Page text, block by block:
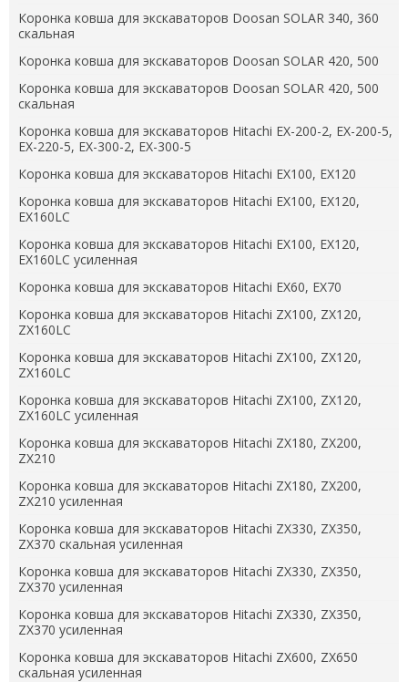
Коронка ковша для экскаваторов Doosan SOLAR 340, 360
скальная
Коронка ковша для экскаваторов Doosan SOLAR 420, 500
Коронка ковша для экскаваторов Doosan SOLAR 420, 500
скальная
Коронка ковша для экскаваторов Hitachi EX-200-2, EX-200-5,
EX-220-5, EX-300-2, EX-300-5
Коронка ковша для экскаваторов Hitachi EX100, EX120
Коронка ковша для экскаваторов Hitachi EX100, EX120,
EX160LC
Коронка ковша для экскаваторов Hitachi EX100, EX120,
EX160LC усиленная
Коронка ковша для экскаваторов Hitachi EX60, EX70
Коронка ковша для экскаваторов Hitachi ZX100, ZX120,
ZX160LC
Коронка ковша для экскаваторов Hitachi ZX100, ZX120,
ZX160LC
Коронка ковша для экскаваторов Hitachi ZX100, ZX120,
ZX160LC усиленная
Коронка ковша для экскаваторов Hitachi ZX180, ZX200,
ZX210
Коронка ковша для экскаваторов Hitachi ZX180, ZX200,
ZX210 усиленная
Коронка ковша для экскаваторов Hitachi ZX330, ZX350,
ZX370 скальная усиленная
Коронка ковша для экскаваторов Hitachi ZX330, ZX350,
ZX370 усиленная
Коронка ковша для экскаваторов Hitachi ZX330, ZX350,
ZX370 усиленная
Коронка ковша для экскаваторов Hitachi ZX600, ZX650
скальная усиленная